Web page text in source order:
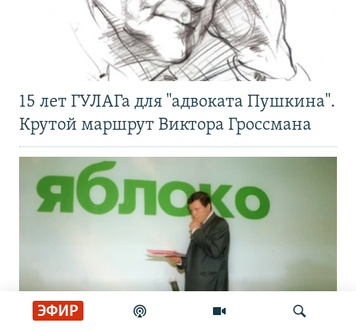
ЭФИР
15 лет ГУЛАГа для "адвоката Пушкина".
Крутой маршрут Виктора Гроссмана